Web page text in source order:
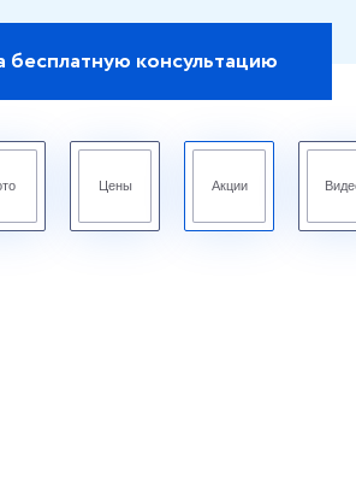
бесплатную консультацию
Цены Акции